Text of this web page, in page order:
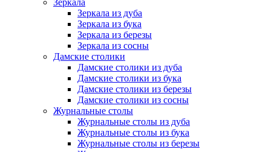
Зеркала
Зеркала из дуба
Зеркала из бука
Зеркала из березы
Зеркала из сосны
Дамские столики
Дамские столики из дуба
Дамские столики из бука
Дамские столики из березы
Дамские столики из сосны
Журнальные столы
Журнальные столы из дуба
Журнальные столы из бука
Журнальные столы из березы